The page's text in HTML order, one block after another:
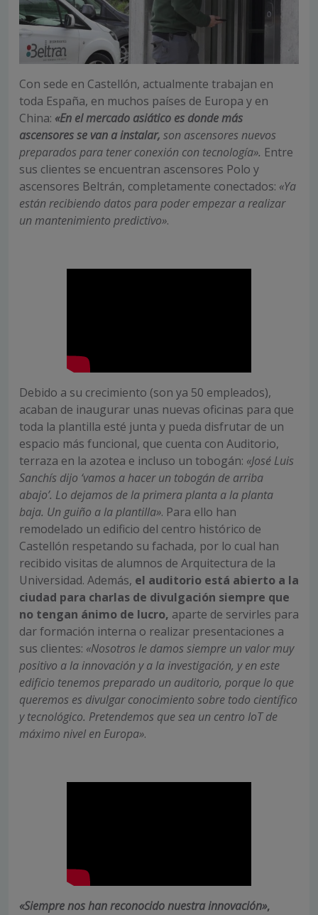
Con sede en Castellón, actualmente trabajan en
toda España, en muchos países de Europa y en
China: «En el mercado asiático es donde más
ascensores se van a instalar, son ascensores nuevos
preparados para tener conexión con tecnología». Entre
sus clientes se encuentran ascensores Polo y
ascensores Beltrán, completamente conectados: «Ya
están recibiendo datos para poder empezar a realizar
un mantenimiento predictivo».
Debido a su crecimiento (son ya 50 empleados),
acaban de inaugurar unas nuevas oficinas para que
toda la plantilla esté junta y pueda disfrutar de un
espacio más funcional, que cuenta con Auditorio,
terraza en la azotea e incluso un tobogán: «José Luis
Sanchís dijo ‘vamos a hacer un tobogán de arriba
abajo’. Lo dejamos de la primera planta a la planta
baja. Un guiño a la plantilla». Para ello han
remodelado un edificio del centro histórico de
Castellón respetando su fachada, por lo cual han
recibido visitas de alumnos de Arquitectura de la
Universidad. Además, el auditorio está abierto a la
ciudad para charlas de divulgación siempre que
no tengan ánimo de lucro, aparte de servirles para
dar formación interna o realizar presentaciones a
sus clientes: «Nosotros le damos siempre un valor muy
positivo a la innovación y a la investigación, y en este
edificio tenemos preparado un auditorio, porque lo que
queremos es divulgar conocimiento sobre todo científico
y tecnológico. Pretendemos que sea un centro IoT de
máximo nivel en Europa».
«Siempre nos han reconocido nuestra innovación»,